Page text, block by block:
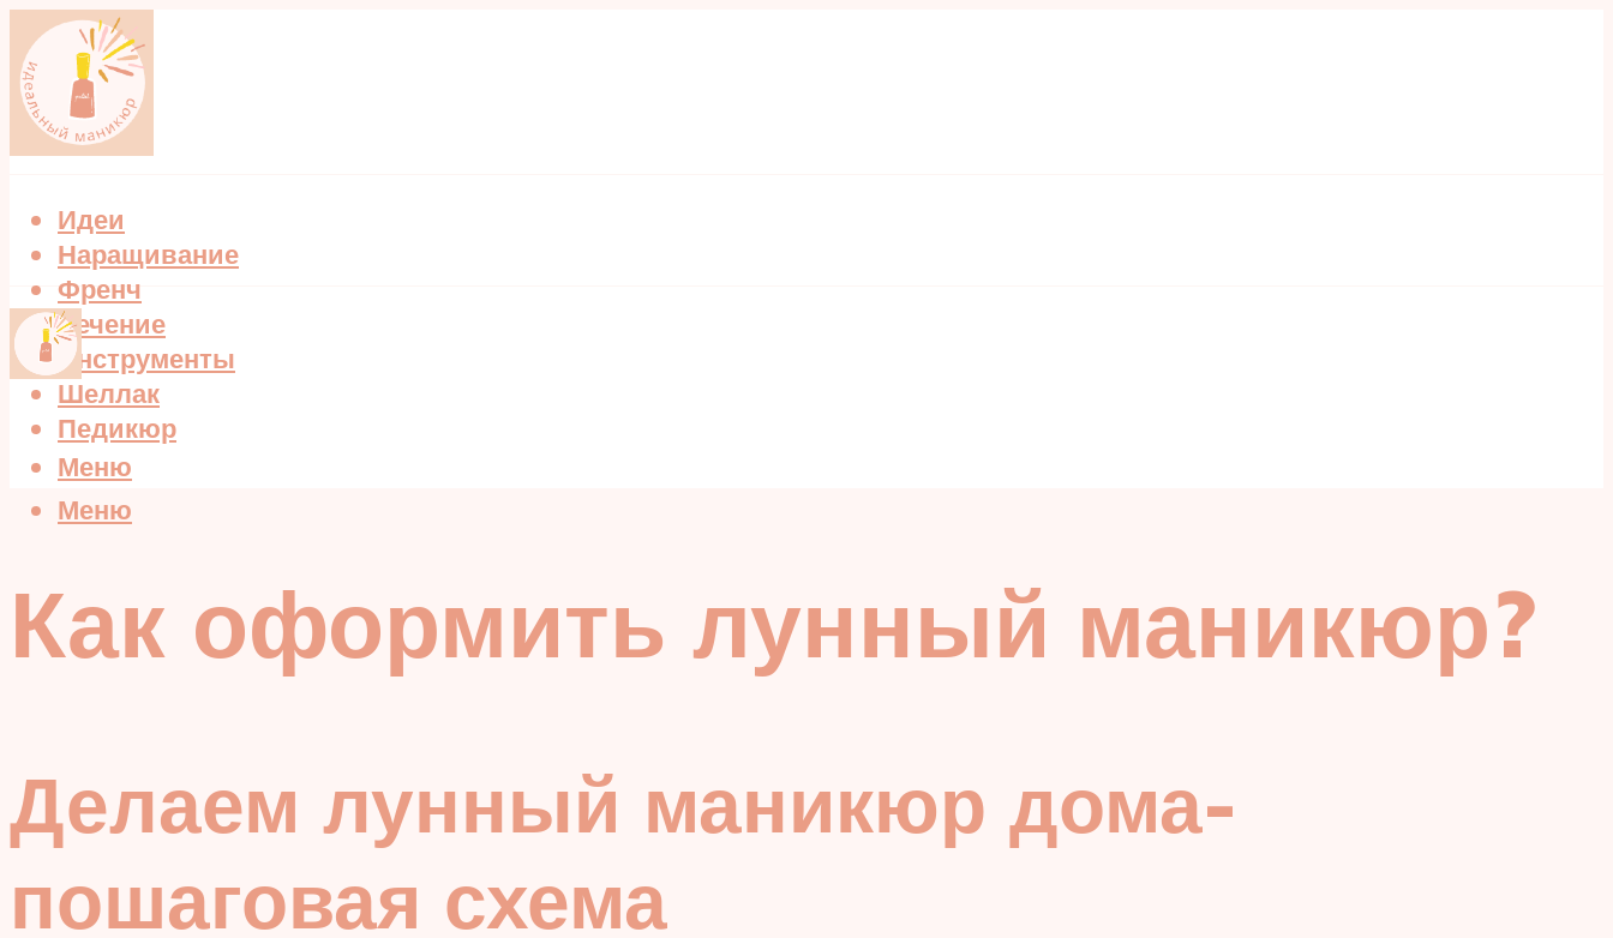
Идеи
Наращивание
Френч
Лечение
Инструменты
Шеллак
Педикюр
Меню
Меню
Как оформить лунный маникюр?
Делаем лунный маникюр дома-
пошаговая схема